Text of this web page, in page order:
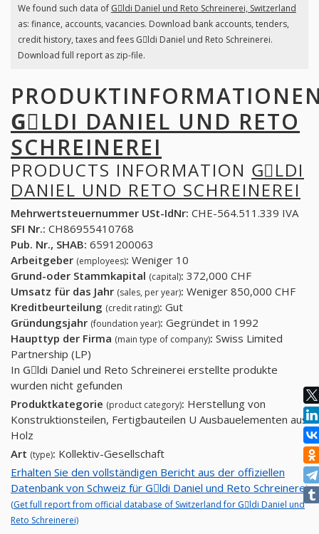
We found such data ofGِldi Daniel und Reto Schreinerei, Switzerland
as: finance, accounts, vacancies. Download bank accounts, tenders,
credit history, taxes and fees Gِldi Daniel und Reto Schreinerei.
Download full report as zip-file.
GِLDI DANIEL UND RETO
SCHREINEREI
PRODUCTS INFORMATION GِLDI
DANIEL UND RETO SCHREINEREI
Mehrwertsteuernummer USt-IdNr: CHE-564.511.339 IVA
SFI Nr.: CH86955410768
Pub. Nr., SHAB: 6591200063
Arbeitgeber (employees): Weniger 10
Grund-oder Stammkapital (capital): 372,000 CHF
Umsatz für das Jahr (sales, per year): Weniger 850,000 CHF
Kreditbeurteilung (credit rating): Gut
Gründungsjahr (foundation year): Gegründet in 1992
Haupttyp der Firma (main type of company): Swiss Limited
Partnership (LP)
In Gِldi Daniel und Reto Schreinerei erstellte produkte
wurden nicht gefunden
Produktkategorie (product category): Herstellung von
Konstruktionsteilen, Fertigbauteilen U Ausbauelementen aus
Holz
Art (type): Kollektiv-Gesellschaft
Erhalten Sie den vollständigen Bericht aus der offiziellen
Datenbank von Schweiz für Gِldi Daniel und Reto Schreinerei
(Get full report from official database of Switzerland for Gِldi Daniel und
Reto Schreinerei)